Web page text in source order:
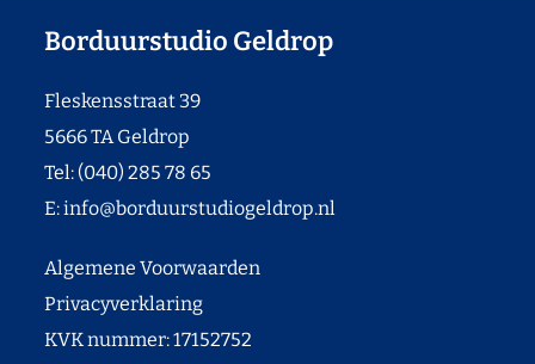
Borduurstudio Geldrop
Fleskensstraat 39
5666 TA Geldrop
Tel: (040) 285 78 65
E:info@borduurstudiogeldrop.nl
Algemene Voorwaarden
Privacyverklaring
KVK nummer: 17152752